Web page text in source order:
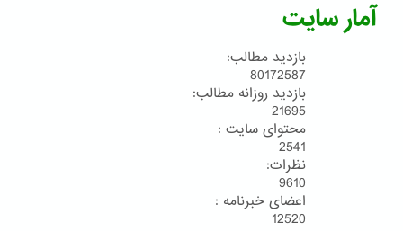
آمار سایت
بازدید مطالب:
80172587
بازدید روزانه مطالب:
21695
محتوای سایت :
2541
نظرات:
9610
اعضای خبرنامه :
12520